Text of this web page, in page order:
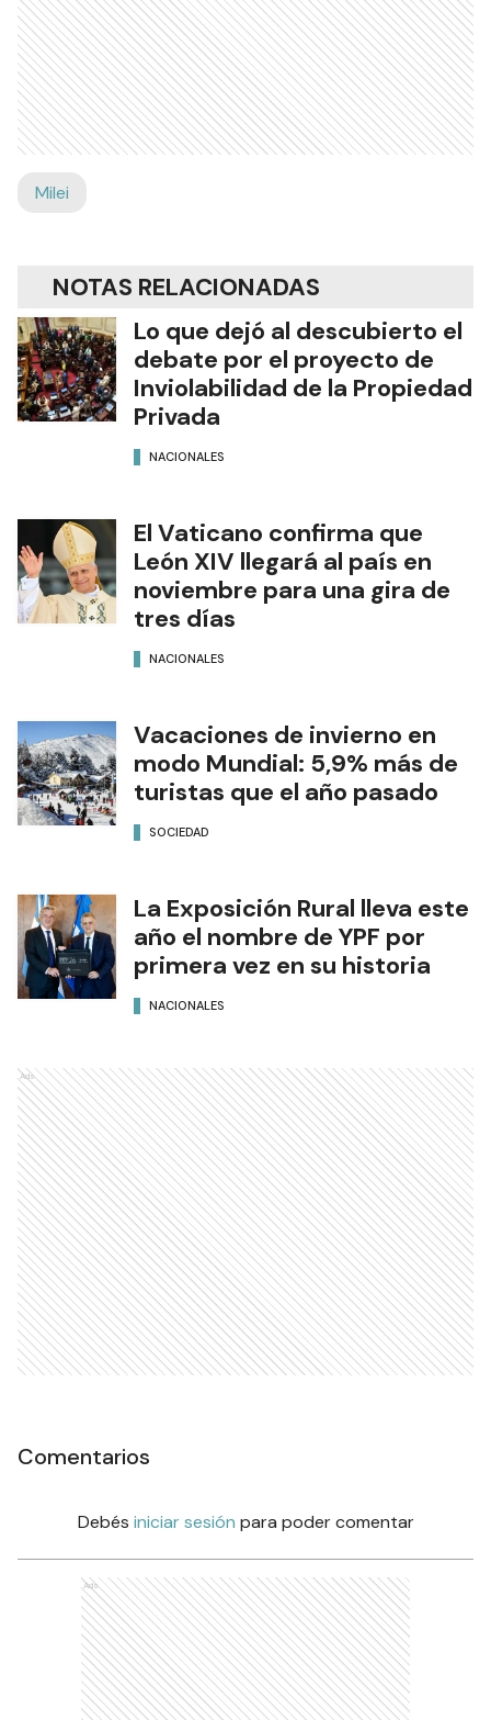
Milei
NOTAS RELACIONADAS
Lo que dejó al descubierto el
debate por el proyecto de
Inviolabilidad de la Propiedad
Privada
NACIONALES
El Vaticano confirma que
León XIV llegará al país en
noviembre para una gira de
tres días
NACIONALES
Vacaciones de invierno en
modo Mundial: 5,9% más de
turistas que el año pasado
SOCIEDAD
La Exposición Rural lleva este
año el nombre de YPF por
primera vez en su historia
NACIONALES
Ads
Comentarios
Debés iniciar sesión para poder comentar
Ads